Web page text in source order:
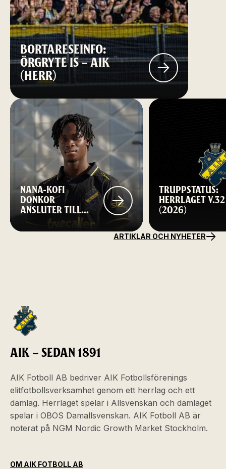
BORTARESEINFO:
ÖRGRYTE IS – AIK
(HERR)
NANA-KOFI
DONKOR
ANSLUTER TILL
AIK FOTBOLL
TRUPPSTATUS:
HERRLAGET V.32
(2026)
ARTIKLAR OCH NYHETER
AIK – SEDAN 1891
AIK Fotboll AB bedriver AIK Fotbollsförenings
elitfotbollsverksamhet genom ett herrlag och ett
damlag. Herrlaget spelar i Allsvenskan och damlaget
spelar i OBOS Damallsvenskan. AIK Fotboll AB är
noterat på NGM Nordic Growth Market Stockholm.
OM AIK FOTBOLL AB